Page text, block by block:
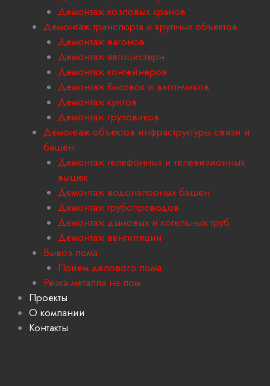
Демонтаж козловых кранов
Демонтаж транспорта и крупных объектов
Демонтаж вагонов
Демонтаж автоцистерн
Демонтаж контейнеров
Демонтаж бытовок и вагончиков
Демонтаж кунгов
Демонтаж грузовиков
Демонтаж объектов инфраструктуры связи и
башен
Демонтаж телефонных и телевизионных
вышек
Демонтаж водонапорных башен
Демонтаж трубопроводов
Демонтаж дымовых и котельных труб
Демонтаж вентиляции
Вывоз лома
Прием делового лома
Резка металла на лом
Проекты
О компании
Контакты